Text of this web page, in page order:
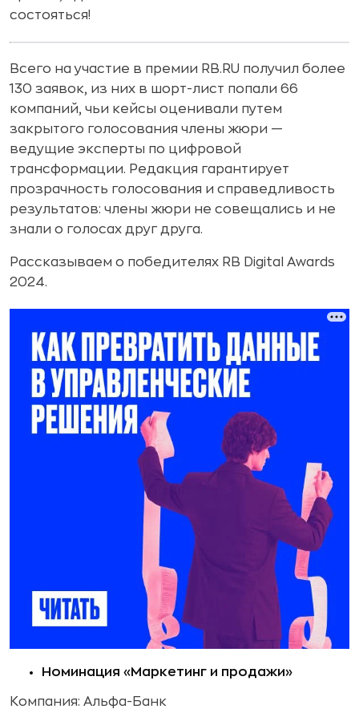
состояться!
Всего на участие в премии RB.RU получил более
130 заявок, из них в шорт-лист попали 66
компаний, чьи кейсы оценивали путем
закрытого голосования члены жюри —
ведущие эксперты по цифровой
трансформации. Редакция гарантирует
прозрачность голосования и справедливость
результатов: члены жюри не совещались и не
знали о голосах друг друга.
Рассказываем о победителях RB Digital Awards
2024.
Номинация «Маркетинг и продажи»
Компания: Альфа-Банк